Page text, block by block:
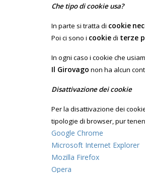
Che tipo di cookie usa?
In parte si tratta di cookie
Poi ci sono i cookiedi terze
In ogni caso i cookie che
Il Girovago non ha alcun
Disattivazione dei cookie
Per la disattivazione dei
tipologie di browser, pur
Google Chrome
Microsoft Internet Explorer
Mozilla Firefox
Opera